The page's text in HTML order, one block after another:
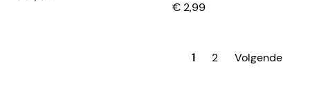
€ 2,99
1 2 Volgende